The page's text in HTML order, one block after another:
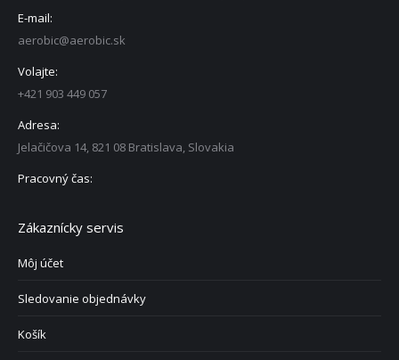
E-mail:
aerobic@aerobic.sk
Volajte:
+421 903 449 057
Adresa:
Jelačičova 14, 821 08 Bratislava, Slovakia
Pracovný čas:
Zákaznícky servis
Môj účet
Sledovanie objednávky
Košík